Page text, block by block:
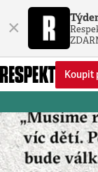
×
Koupit